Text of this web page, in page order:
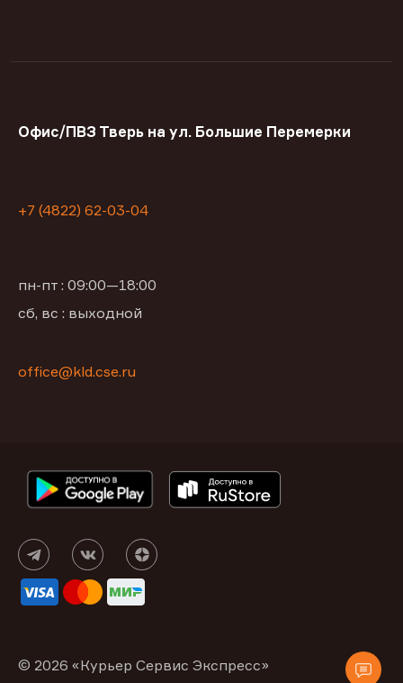
Офис/ПВЗ Тверь на ул. Большие Перемерки
+7 (4822) 62-03-04
пн-пт : 09:00—18:00
сб, вс : выходной
office@kld.cse.ru
© 2026 «Курьер Сервис Экспресс»